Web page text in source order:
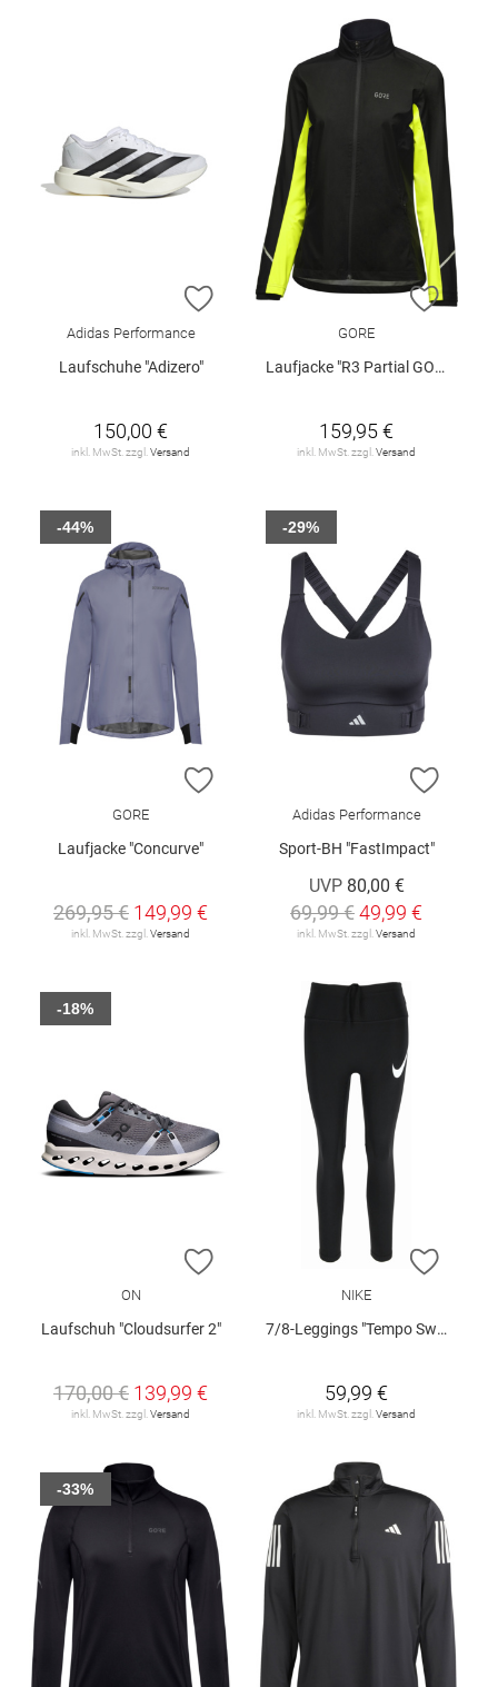
ZUR WUNSCHLISTE HINZUFÜGEN
Adidas Performance
Laufschuhe "Adizero"
150,00 €
inkl. MwSt. zzgl. Versand
ZUR
GORE
Laufjacke "R3 Partial GORE-TEX INFINIUM™"
159,95 €
inkl. MwSt. zzgl. Versand
ZUR WUNSCHLISTE HINZUFÜGEN
GORE
Laufjacke "Concurve"
269,95 € 149,99 €
inkl. MwSt. zzgl. Versand
-44%
ZUR
Adidas Performance
Sport-BH "FastImpact"
UVP 80,00 €
69,99 €49,99 €
inkl. MwSt. zzgl. Versand
-29%
ZUR WUNSCHLISTE HINZUFÜGEN
ON
Laufschuh "Cloudsurfer 2"
170,00 € 139,99 €
inkl. MwSt. zzgl.Versand
-18%
ZUR
NIKE
7/8-Leggings "Tempo Swoosh Run"
59,99 €
inkl. MwSt. zzgl.Versand
-33%